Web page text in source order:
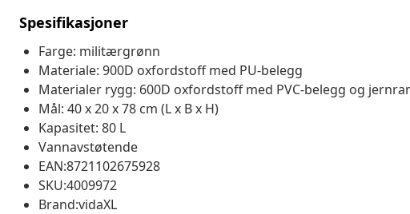
Spesifikasjoner
Farge: militærgrønn
Materiale: 900D oxfordstoff med PU-belegg
Materialer rygg: 600D oxfordstoff med PVC-belegg og
Mål: 40 x 20 x 78 cm (L x B x H)
Kapasitet: 80 L
Vannavstøtende
EAN:8721102675928
SKU:4009972
Brand:vidaXL